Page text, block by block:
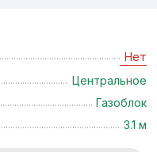
Нет
Центральное
Газоблок
3.1 м